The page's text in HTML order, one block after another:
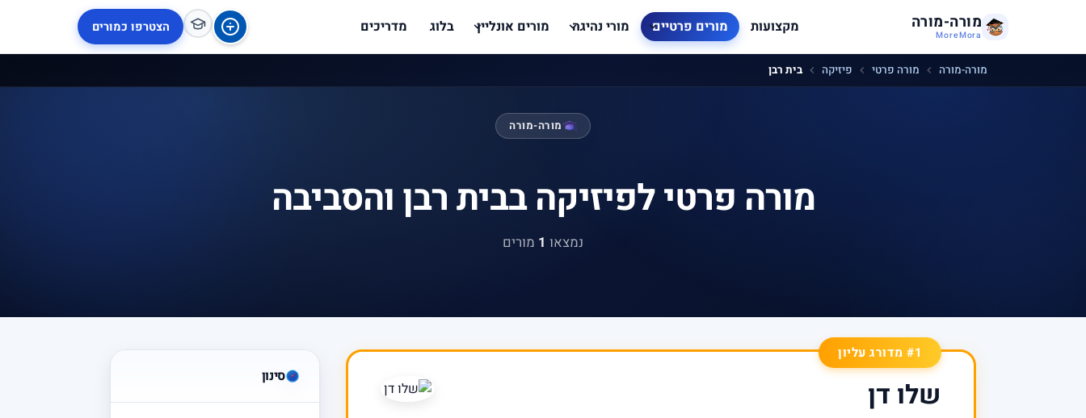
מורה-מורה
MoreMora מקצועות מורים פרטיים מורי נהיגה מורים אונליין בלוג מדריכים הצטרפו כמורים
מורה-מורה מורה פרטי פיזיקה בית רבן
מורה-מורה
מורה פרטי לפיזיקה בבית רבן והסביבה
נמצאו 1 מורים
סינון
#1 מדורג עליון
שלו דן